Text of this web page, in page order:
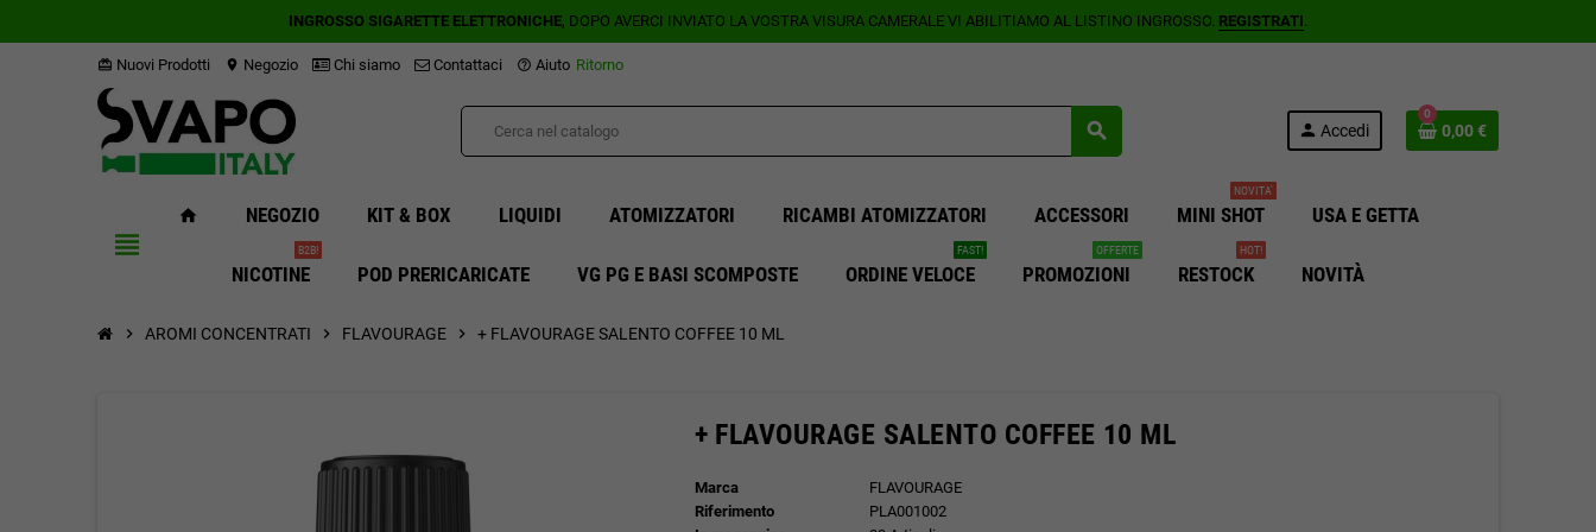
INGROSSO SIGARETTE ELETTRONICHE, DOPO AVERCI INVIATO LA VOSTRA VISURA CAMERALE VI ABILITIAMO AL LISTINO INGROSSO. REGISTRATI.
card_giftcard Nuovi Prodotti location_on Negozio Chi siamo Contattaci help_outline Aiuto Ritorno
search person Accedi
0
0,00 €
view_headline
home NEGOZIO KIT & BOX LIQUIDI ATOMIZZATORI RICAMBI ATOMIZZATORI ACCESSORI MINI SHOT
NOVITA'
USA E GETTA
NICOTINE
B2B!
POD PRERICARICATE VG PG E BASI SCOMPOSTE ORDINE VELOCE
FAST!
PROMOZIONI
OFFERTE
RESTOCK
HOT!
NOVITÀ
chevron_right AROMI CONCENTRATI chevron_right FLAVOURAGE chevron_right + FLAVOURAGE SALENTO COFFEE 10 ML
+ FLAVOURAGE SALENTO COFFEE 10 ML
Marca
FLAVOURAGE
Riferimento
PLA001002